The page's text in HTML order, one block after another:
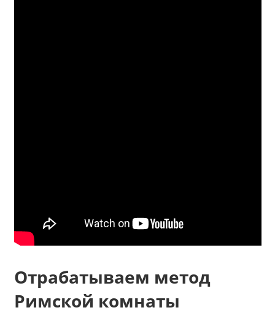
Отрабатываем метод
Римской комнаты